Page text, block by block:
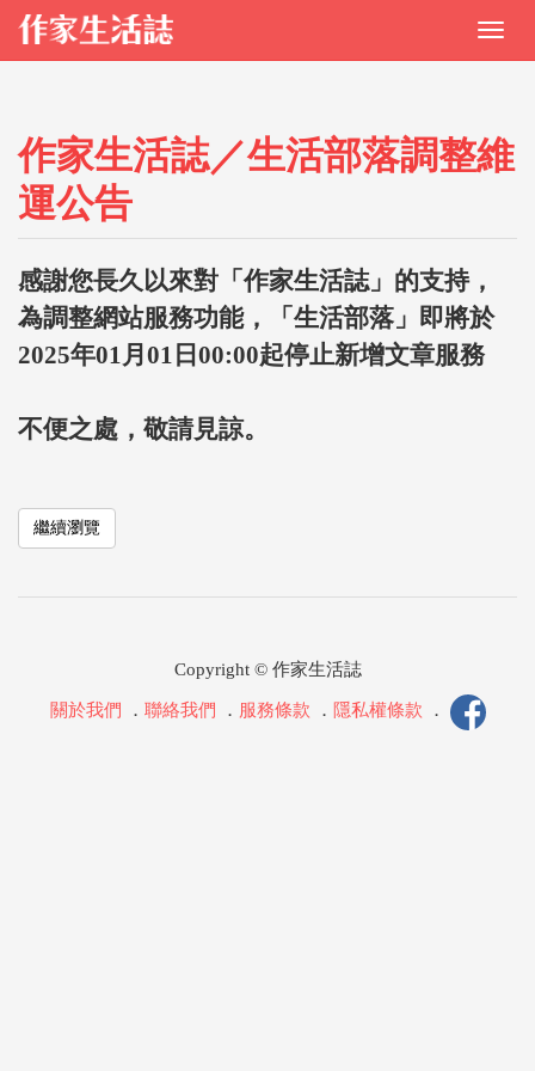
作家生活誌／生活部落調整維
運公告
感謝您長久以來對「作家生活誌」的支持，
為調整網站服務功能，「生活部落」即將於
2025年01月01日00:00起停止新增文章服務
不便之處，敬請見諒。
繼續瀏覽
Copyright © 作家生活誌
關於我們 ． 聯絡我們 ． 服務條款 ． 隱私權條款 ．